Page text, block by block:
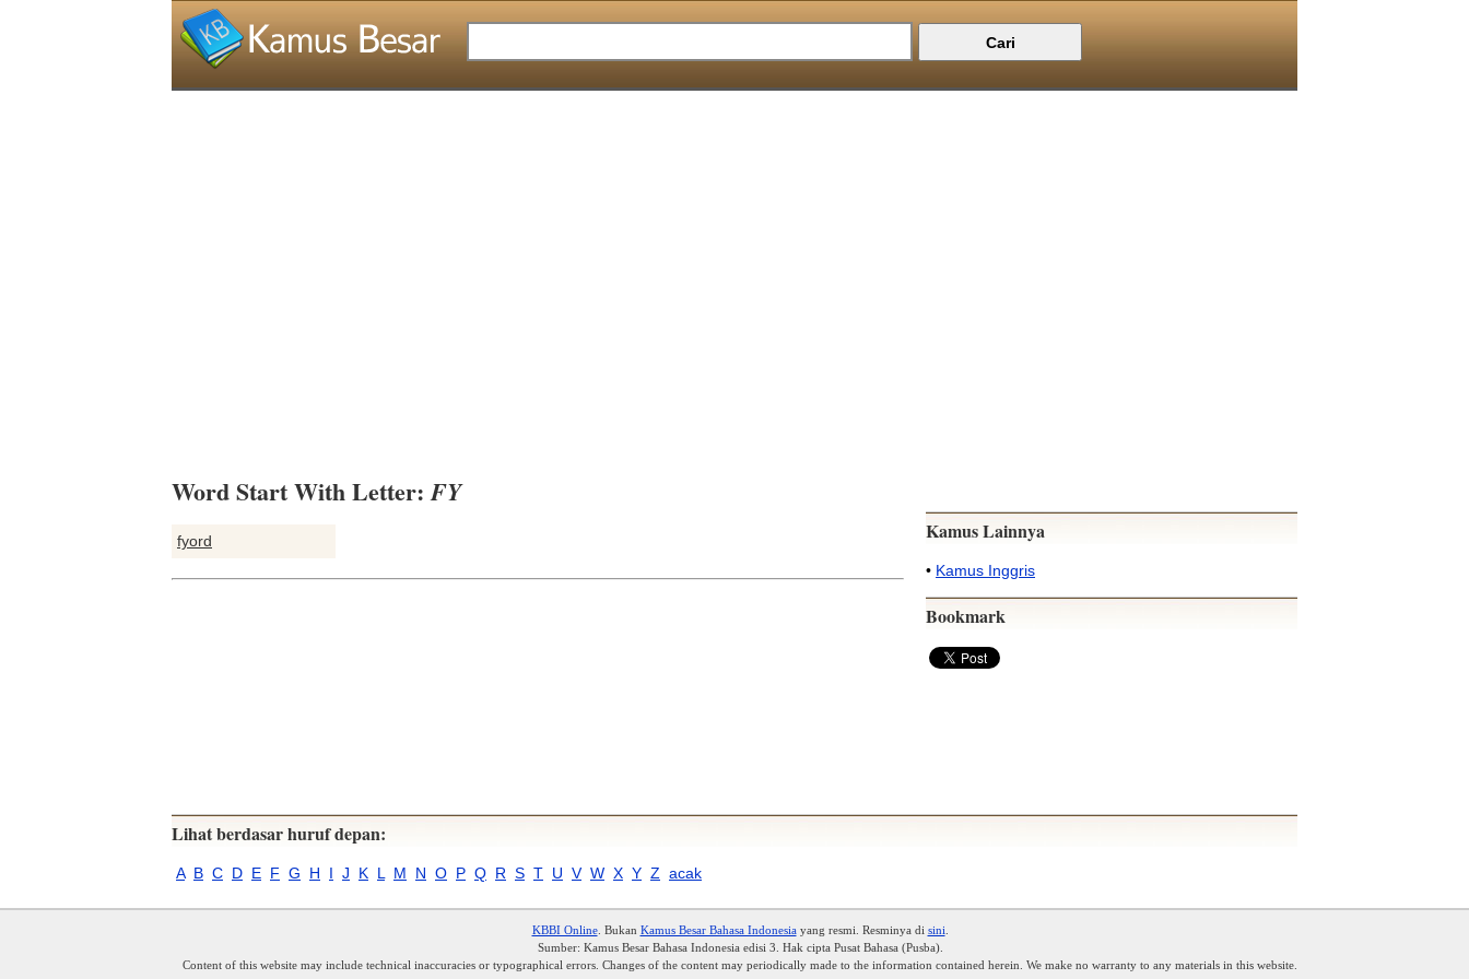
Word Start With Letter:FY
fyord Kamus Lainnya
• Kamus Inggris
Bookmark
Lihat berdasar huruf depan:
A B C D E F G H I J K L M N O P Q R S T U V W X Y Z acak
KBBI Online. Bukan Kamus Besar Bahasa Indonesiayang resmi. Resminya di sini
Sumber: Kamus Besar Bahasa Indonesia edisi 3. Hak cipta Pusat Bahasa (Pusba).
Content of this website may include technical inaccuracies or typographical errors. Changes of the content may periodically made to the information contained herein. We make no warranty to any materials in this website.